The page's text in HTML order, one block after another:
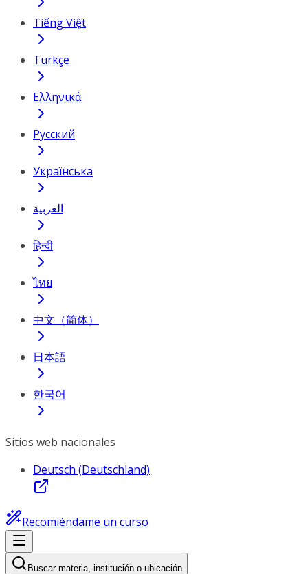
Tiếng Việt
Türkçe
Ελληνικά
Русский
Українська
العربية
हिन्दी
ไทย
中文（简体）
日本語
한국어
Sitios web nacionales
Deutsch (Deutschland)
Recomiéndame un curso
Buscar materia, institución o ubicación